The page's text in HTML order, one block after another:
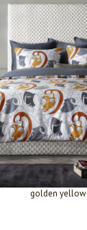
golden yellow